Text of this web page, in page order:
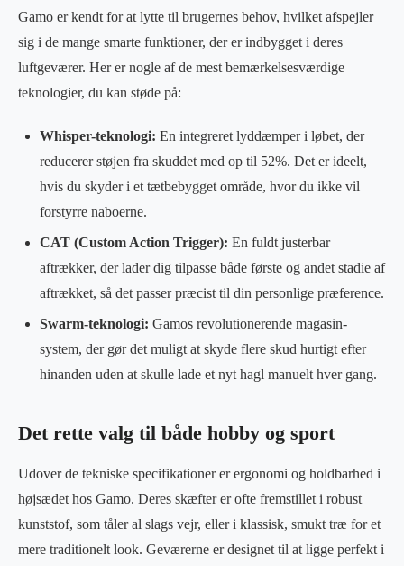
Gamo er kendt for at lytte til brugernes behov, hvilket afspejler
sig i de mange smarte funktioner, der er indbygget i deres
luftgeværer. Her er nogle af de mest bemærkelsesværdige
teknologier, du kan støde på:
Whisper-teknologi: En integreret lyddæmper i løbet, der
reducerer støjen fra skuddet med op til 52%. Det er ideelt,
hvis du skyder i et tætbebygget område, hvor du ikke vil
forstyrre naboerne.
CAT (Custom Action Trigger): En fuldt justerbar
aftrækker, der lader dig tilpasse både første og andet stadie af
aftrækket, så det passer præcist til din personlige præference.
Swarm-teknologi: Gamos revolutionerende magasin-
system, der gør det muligt at skyde flere skud hurtigt efter
hinanden uden at skulle lade et nyt hagl manuelt hver gang.
Det rette valg til både hobby og sport
Udover de tekniske specifikationer er ergonomi og holdbarhed i
højsædet hos Gamo. Deres skæfter er ofte fremstillet i robust
kunststof, som tåler al slags vejr, eller i klassisk, smukt træ for et
mere traditionelt look. Geværerne er designet til at ligge perfekt i